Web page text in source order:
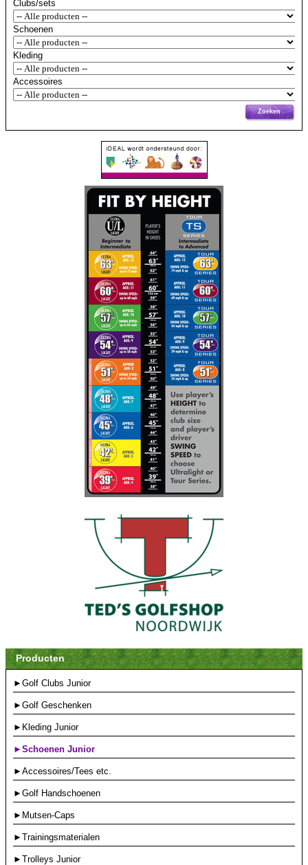
Clubs/sets
Schoenen
Kleding
Accessoires
Zoeken
Producten
►Golf Clubs Junior
►Golf Geschenken
►Kleding Junior
►Schoenen Junior
►Accessoires/Tees etc.
►Golf Handschoenen
►Mutsen-Caps
►Trainingsmaterialen
►Trolleys Junior